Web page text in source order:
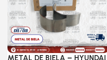
METAL DE BIELA – HYUNDAI